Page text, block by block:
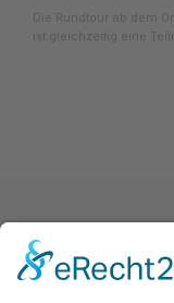
Die Rundtour ab dem
ist gleichzeitig eine